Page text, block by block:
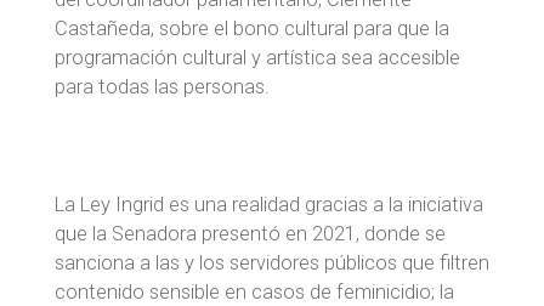
Castañeda, sobre el bono cultural para que la
programación cultural y artística sea accesible
para todas las personas.
La Ley Ingrid es una realidad gracias a la iniciativa
que la Senadora presentó en 2021, donde se
sanciona a las y los servidores públicos que filtren
contenido sensible en casos de feminicidio; la